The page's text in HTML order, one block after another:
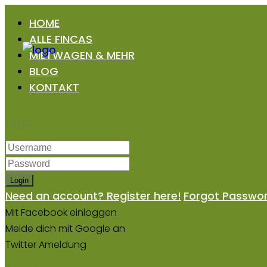
HOME
ALLE FINCAS
MIETWAGEN & MEHR
BLOG
KONTAKT
Login
Login
Need an account? Register here! Forgot
Mit Facebook einloggen
Melde dich mit Google an
Twitter Ameldung